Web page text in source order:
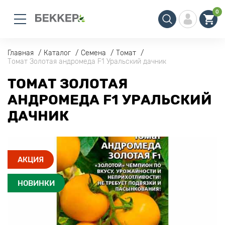
0
Главная Каталог Семена
Томат
Томат Золотая андромеда F1 Уральский дачник
ТОМАТ ЗОЛОТАЯ
АНДРОМЕДА F1 УРАЛЬСКИЙ
ДАЧНИК
АКЦИЯ
НОВИНКИ